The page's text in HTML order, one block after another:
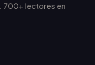
700+ lectores en